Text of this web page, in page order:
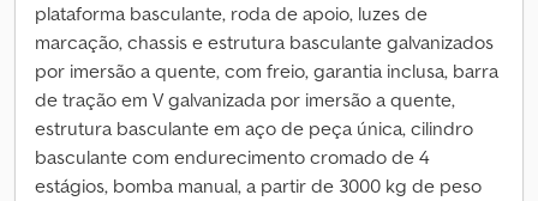
plataforma basculante, roda de apoio, luzes de
marcação, chassis e estrutura basculante galvanizados
por imersão a quente, com freio, garantia inclusa, barra
de tração em V galvanizada por imersão a quente,
estrutura basculante em aço de peça única, cilindro
basculante com endurecimento cromado de 4
estágios, bomba manual, a partir de 3000 kg de peso